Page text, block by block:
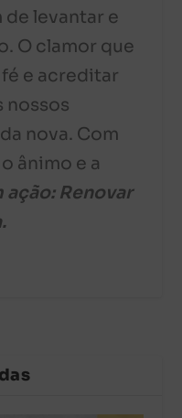
de levantar e
O clamor que
e acreditar
nossos
nova. Com
ânimo e a
ação: Renovar